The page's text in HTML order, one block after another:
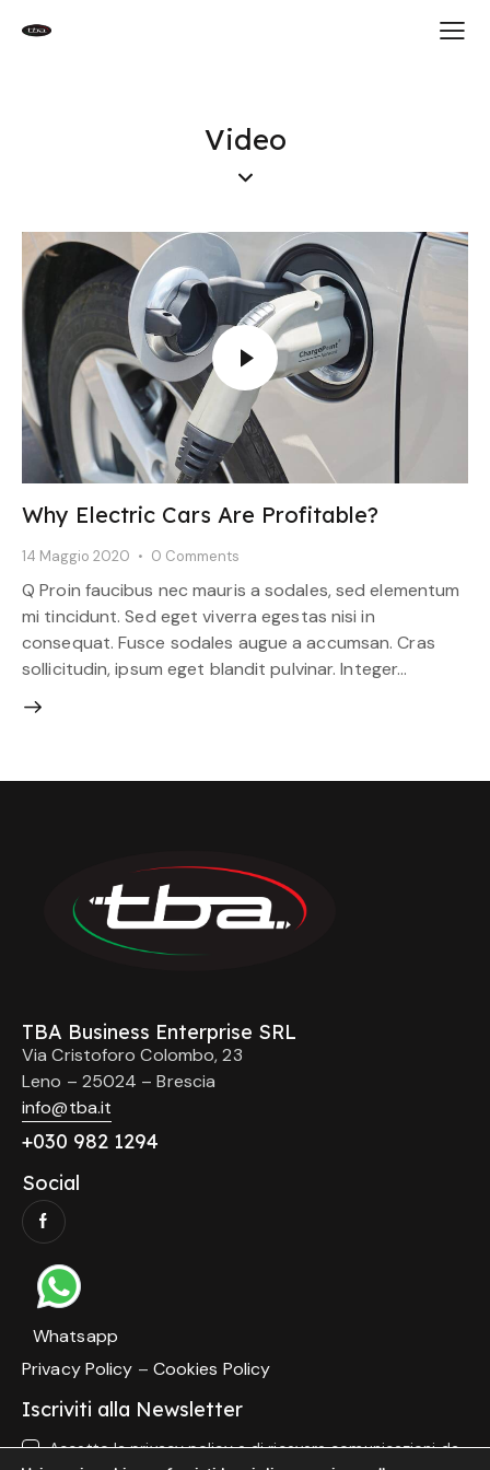
Video
Why Electric Cars Are Profitable?
14 Maggio 2020 0 Comments
Q Proin faucibus nec mauris a sodales, sed elementum
mi tincidunt. Sed eget viverra egestas nisi in
consequat. Fusce sodales augue a accumsan. Cras
sollicitudin, ipsum eget blandit pulvinar. Integer…
TBA Business Enterprise SRL
Via Cristoforo Colombo, 23
Leno – 25024 – Brescia
info@tba.it
+030 982 1294
Social
Whatsapp
Privacy Policy – Cookies Policy
Iscriviti alla Newsletter
Accetto laprivacy policye di ricevere comunicazioni da